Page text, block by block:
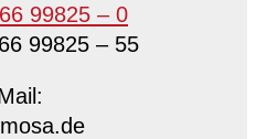
99825 – 0
99825 – 55